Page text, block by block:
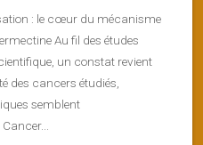
: le cœur du mécanisme
Au fil des études
un constat revient
des cancers étudiés,
semblent